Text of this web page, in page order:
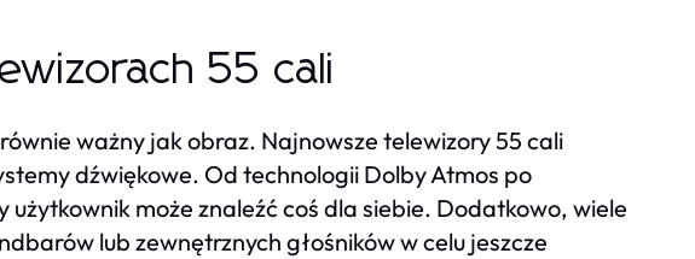
55 cali
ważny jak obraz. Najnowsze telewizory 55 cali
dźwiękowe. Od technologii Dolby Atmos po
może znaleźć coś dla siebie. Dodatkowo, wiele
lub zewnętrznych głośników w celu jeszcze